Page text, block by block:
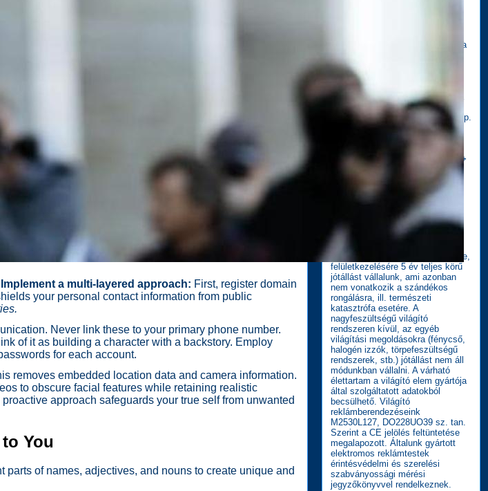
Implement a multi-layered approach: First, register domain
your personal contact information from public
Never link these to your primary phone number.
of it as building a character with a backstory. Employ
for each account.
removes embedded location data and camera information.
to obscure facial features while retaining realistic
approach safeguards your true self from unwanted
You
of names, adjectives, and nouns to create unique and
készítünk, melyre építeni tudjuk a
korrekt árajánlatunkat. Ezzel
segítjük megrendelőinket!
Megrendelés esetén ennek díja a
kedvezmény! Amennyiben a
megrendelés nem jön létre, úgy a
munka kiszámlázásra kerül!
Helyszíni felmérés kiszállással Bp.
területén belül:
6.500,- Ft + Áfa
Látványterv, gyártási technológia
árkalkuláció készítése:
10.000,- +
További, módosított
+ 2.000,- Ft/db +
Minden termékünk ISO 9001
minőségbiztosítási rendszer
felügyelete alatt készítjük, és
installáljuk. Az általunk készített
és kihelyezett, ill. felszerelt
berendezések szerkezeti elemeire,
felületkezelésére 5 év teljes körű
jótállást vállalunk, ami azonban
nem vonatkozik a szándékos
rongálásra, ill. természeti
katasztrófa esetére. A
nagyfeszültségű világító
rendszeren kívül, az egyéb
világítási megoldásokra (fénycső,
halogén izzók, törpefeszültségű
rendszerek, stb.) jótállást nem áll
módunkban vállalni. A várható
élettartam a világító elem gyártója
által szolgáltatott adatokból
becsülhető. Világító
reklámberendezéseink
M2530L127, DO228UO39 sz. tan.
Szerint a CE jelölés feltüntetése
megalapozott. Általunk gyártott
elektromos reklámtestek
érintésvédelmi és szerelési
szabványossági mérési
jegyzőkönyvvel rendelkeznek.